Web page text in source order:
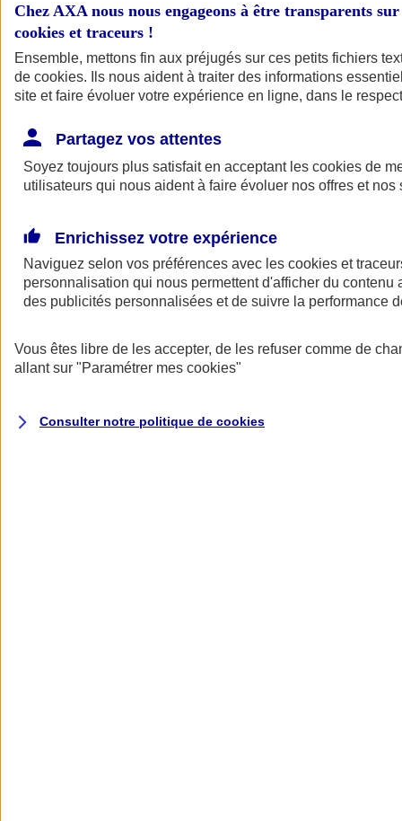
AXA Assurance
Chez AXA nous nous engageons à être transparents
cookies et traceurs !
Ensemble, mettons fin aux préjugés sur ces petits fichiers
de cookies. Ils nous aident à traiter des informations
site et faire évoluer votre expérience en ligne, dans le
Partagez vos attentes
Soyez toujours plus satisfait en acceptant les cookies de
utilisateurs qui nous aident à faire évoluer nos offres et nos
Enrichissez votre expérience
Naviguez selon vos préférences avec les cookies et
personnalisation qui nous permettent d'afficher du contenu
des publicités personnalisées et de suivre la performance
Vous êtes libre de les accepter, de les refuser comme de
allant sur "Paramétrer mes cookies"
Consulter notre politique de cookies